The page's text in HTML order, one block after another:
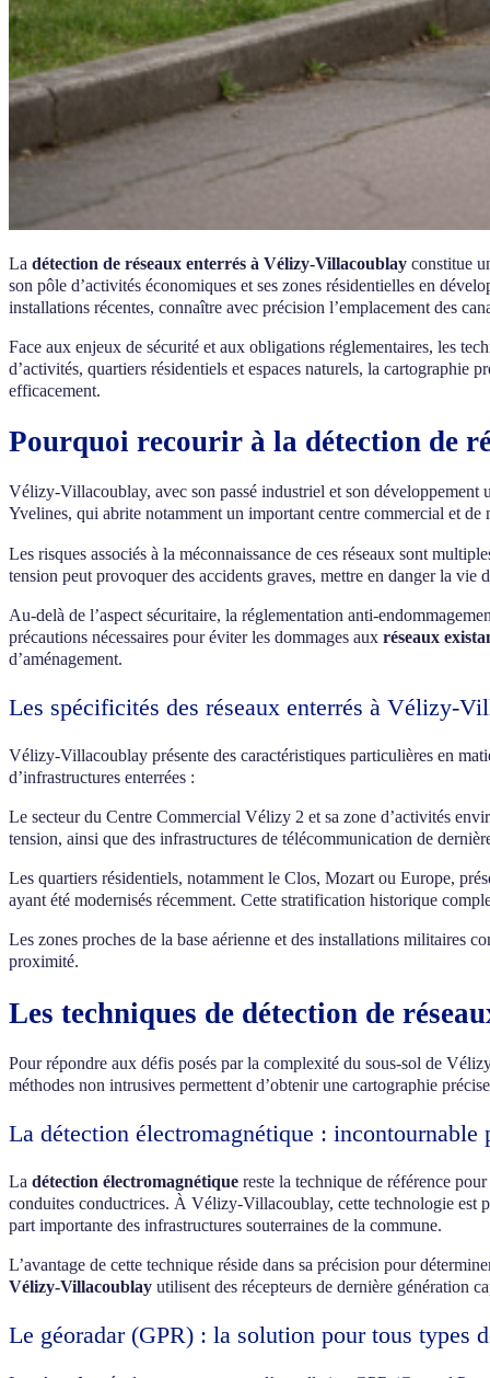
La détection de réseaux enterrés à Vélizy-Villacoublay constitue
son pôle d’activités économiques et ses zones résidentielles en
installations récentes, connaître avec précision l’emplacement des
Face aux enjeux de sécurité et aux obligations réglementaires, les
d’activités, quartiers résidentiels et espaces naturels, la cartographie
efficacement.
Pourquoi recourir à la détection de
Vélizy-Villacoublay, avec son passé industriel et son développement
Yvelines, qui abrite notamment un important centre commercial et
Les risques associés à la méconnaissance de ces réseaux sont
tension peut provoquer des accidents graves, mettre en danger la
Au-delà de l’aspect sécuritaire, la réglementation anti-
précautions nécessaires pour éviter les dommages aux réseaux
d’aménagement.
Les spécificités des réseaux enterrés à Vélizy-
Vélizy-Villacoublay présente des caractéristiques particulières en
d’infrastructures enterrées :
Le secteur du Centre Commercial Vélizy 2 et sa zone d’activités
tension, ainsi que des infrastructures de télécommunication de
Les quartiers résidentiels, notamment le Clos, Mozart ou Europe,
ayant été modernisés récemment. Cette stratification historique
Les zones proches de la base aérienne et des installations militaires
proximité.
Les techniques de détection de
Pour répondre aux défis posés par la complexité du sous-sol de
méthodes non intrusives permettent d’obtenir une cartographie
La détection électromagnétique : incontournable
La détection électromagnétique reste la technique de référence
conduites conductrices. À Vélizy-Villacoublay, cette technologie est
part importante des infrastructures souterraines de la commune.
L’avantage de cette technique réside dans sa précision pour
Vélizy-Villacoublay utilisent des récepteurs de dernière génération
Le géoradar (GPR) : la solution pour tous types